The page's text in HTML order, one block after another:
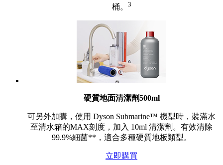
桶。 3
硬質地面清潔劑500ml
可另外加購，使用 Dyson Submarine™ 機型時，裝滿水
至清水箱的MAX刻度，加入 10ml 清潔劑。有效清除
99.9%細菌**，適合多種硬質地板類型。
立即購買